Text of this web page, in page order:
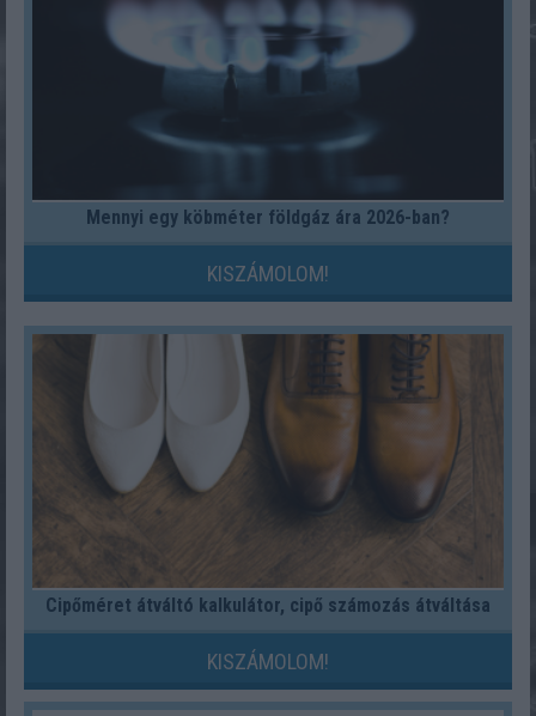
Mennyi egy köbméter földgáz ára 2026-ban?
KISZÁMOLOM!
Cipőméret átváltó kalkulátor, cipő számozás átváltása
KISZÁMOLOM!